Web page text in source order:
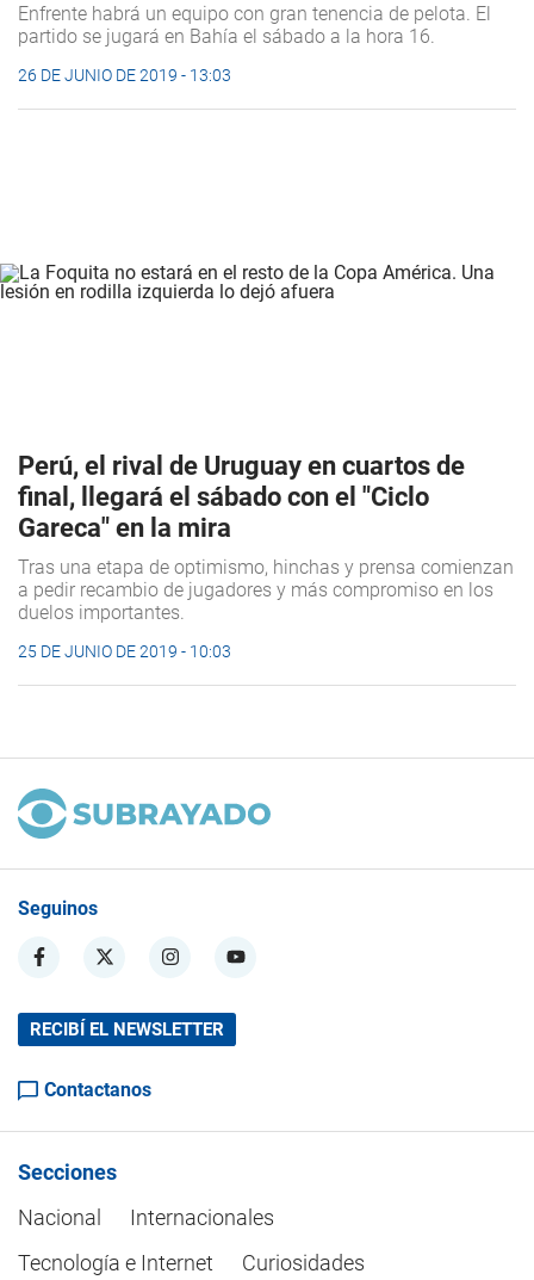
Enfrente habrá un equipo con gran tenencia de pelota. El
partido se jugará en Bahía el sábado a la hora 16.
26 DE JUNIO DE 2019 - 13:03
Perú, el rival de Uruguay en cuartos de
final, llegará el sábado con el "Ciclo
Gareca" en la mira
Tras una etapa de optimismo, hinchas y prensa comienzan
a pedir recambio de jugadores y más compromiso en los
duelos importantes.
25 DE JUNIO DE 2019 - 10:03
Seguinos
RECIBÍ EL NEWSLETTER
Contactanos
Secciones
Nacional
Internacionales
Tecnología e Internet
Curiosidades